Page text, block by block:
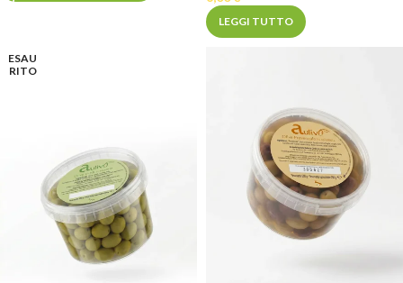
LEGGI TUTTO
ESAU
RITO